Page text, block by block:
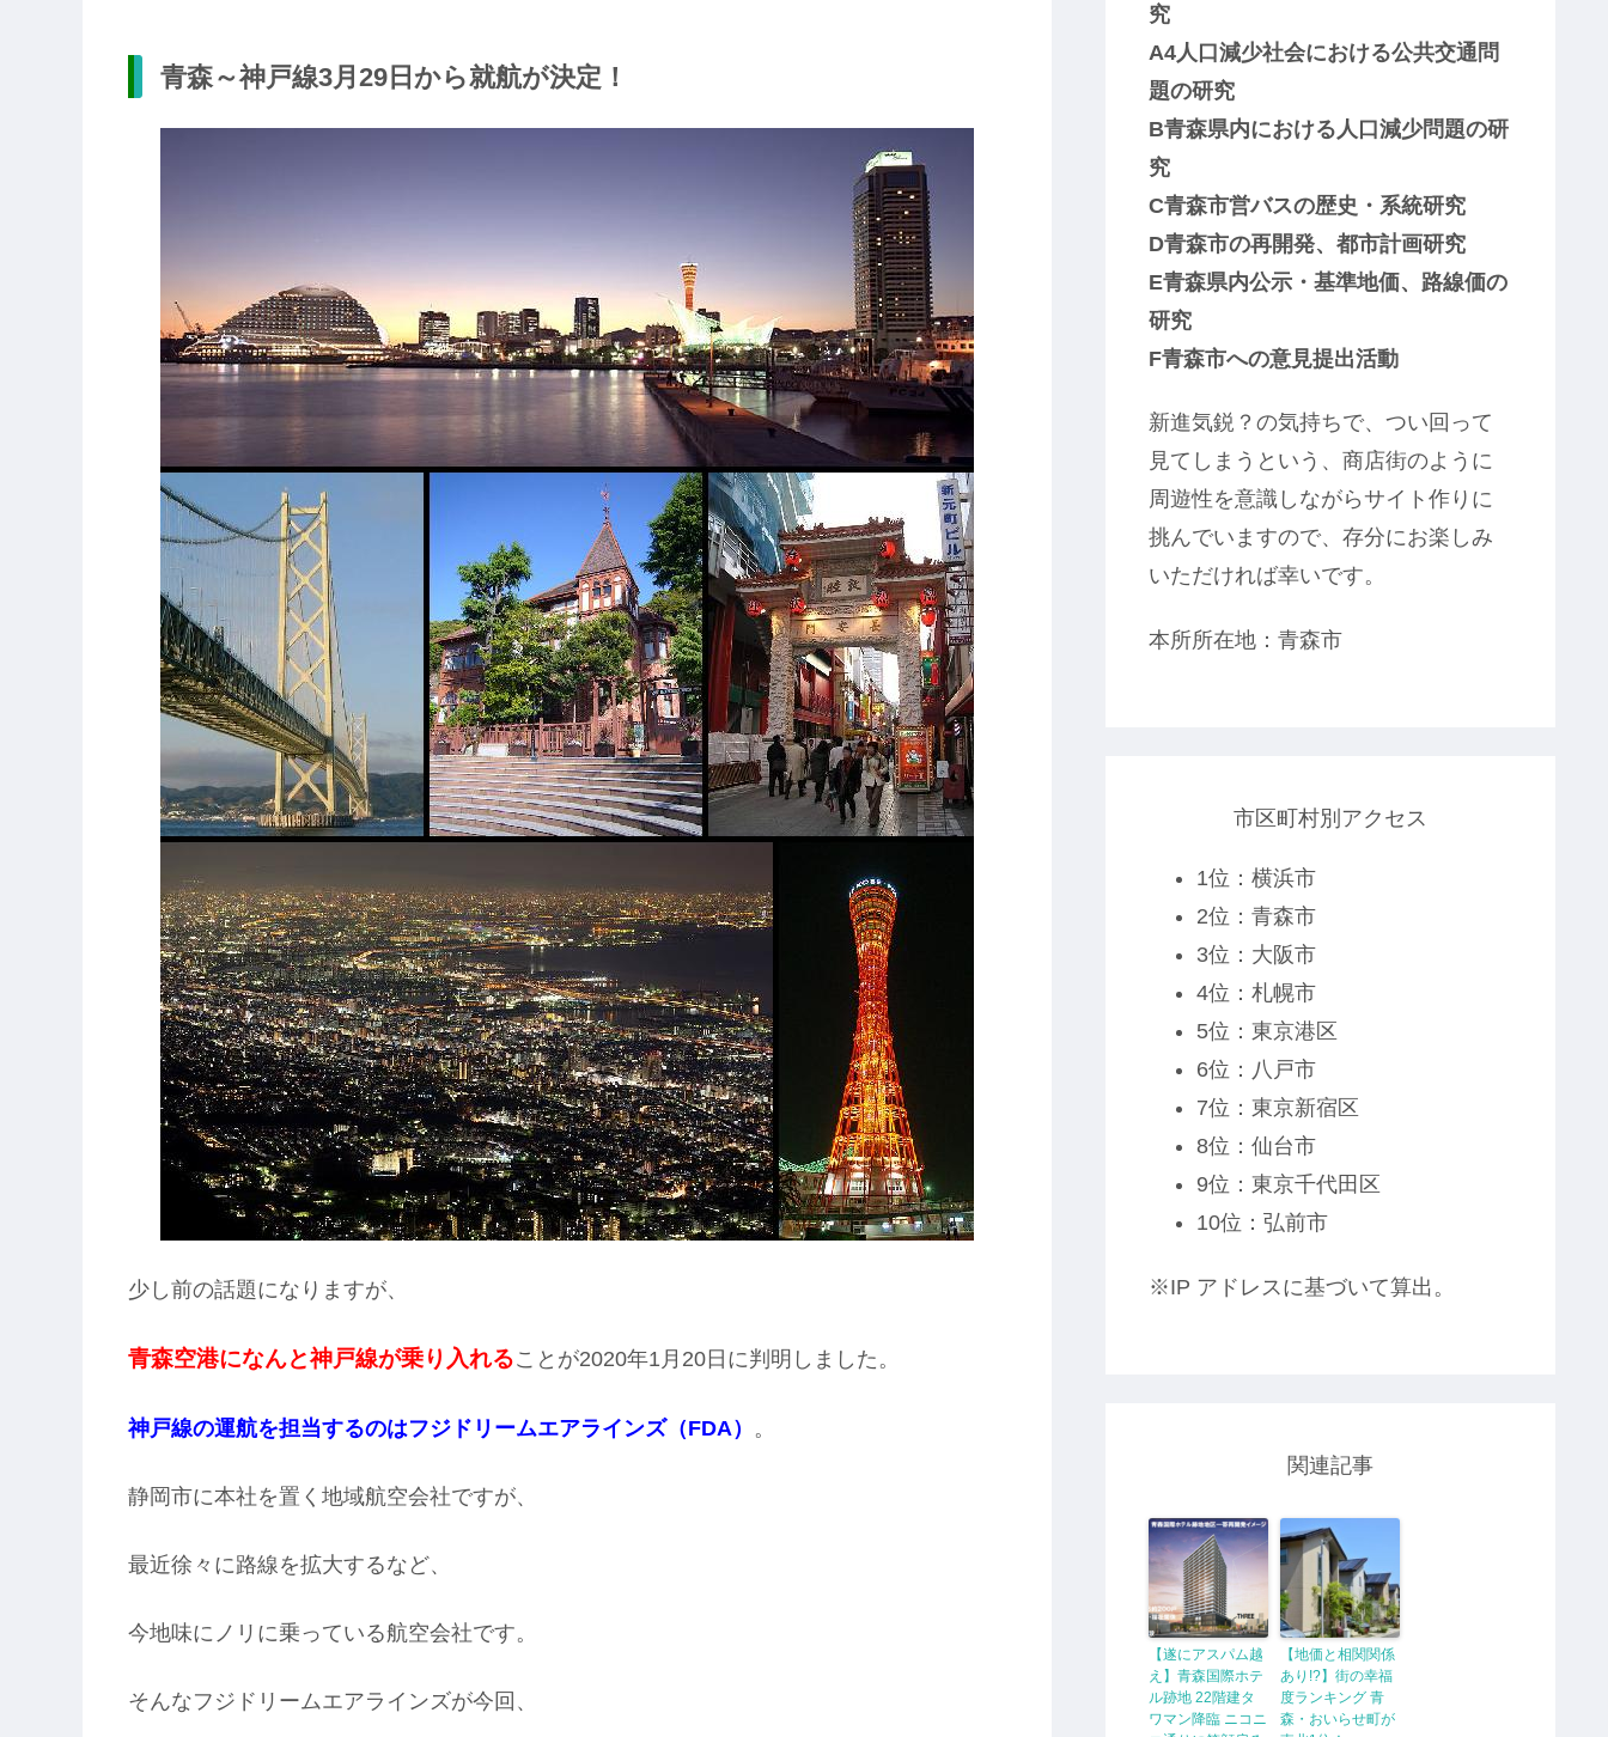
青森～神戸線3月29日から就航が決定！
少し前の話題になりますが、
青森空港になんと神戸線が乗り入れることが2020年1月20日に判明しました。
神戸線の運航を担当するのはフジドリームエアラインズ（FDA） 。
静岡市に本社を置く地域航空会社ですが、
最近徐々に路線を拡大するなど、
今地味にノリに乗っている航空会社です。
そんなフジドリームエアラインズが今回、
究
A4人口減少社会における公共交通問
題の研究
B青森県内における人口減少問題の研
究
C青森市営バスの歴史・系統研究
D青森市の再開発、都市計画研究
E青森県内公示・基準地価、路線価の
研究
F青森市への意見提出活動
新進気鋭？の気持ちで、つい回って
見てしまうという、商店街のように
周遊性を意識しながらサイト作りに
挑んでいますので、存分にお楽しみ
いただければ幸いです。
本所所在地：青森市
市区町村別アクセス
1位：横浜市
2位：青森市
3位：大阪市
4位：札幌市
5位：東京港区
6位：八戸市
7位：東京新宿区
8位：仙台市
9位：東京千代田区
10位：弘前市
※IP アドレスに基づいて算出。
関連記事
【遂にアスパム越
え】青森国際ホテ
ル跡地 22階建タ
ワマン降臨 ニコニ
【地価と相関関係
あり!?】街の幸福
度ランキング 青
森・おいらせ町が